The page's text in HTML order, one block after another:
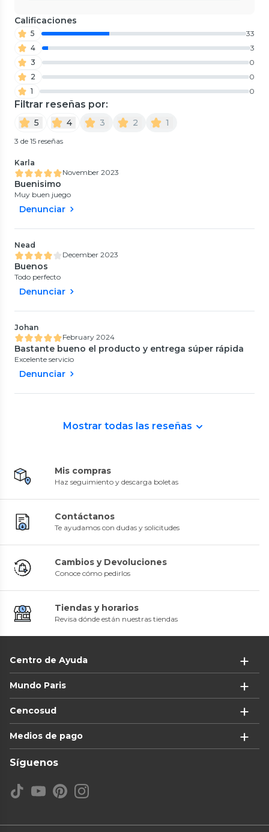
Calificaciones
5
33
4
3
3
0
2
0
1
0
Filtrar reseñas por:
5 4 3 2 1
3 de 15 reseñas
Karla
November 2023
Buenisimo
Muy buen juego
Denunciar
Nead
December 2023
Buenos
Todo perfecto
Denunciar
Johan
February 2024
Bastante bueno el producto y entrega súper rápida
Excelente servicio
Denunciar
Mostrar todas las reseñas
Mis compras
Haz seguimiento y descarga boletas
Contáctanos
Te ayudamos con dudas y solicitudes
Cambios y Devoluciones
Conoce cómo pedirlos
Tiendas y horarios
Revisa dónde están nuestras tiendas
Centro de Ayuda
Mundo Paris
Cencosud
Medios de pago
Síguenos